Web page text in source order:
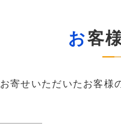
お客
お寄せいただいたお客様